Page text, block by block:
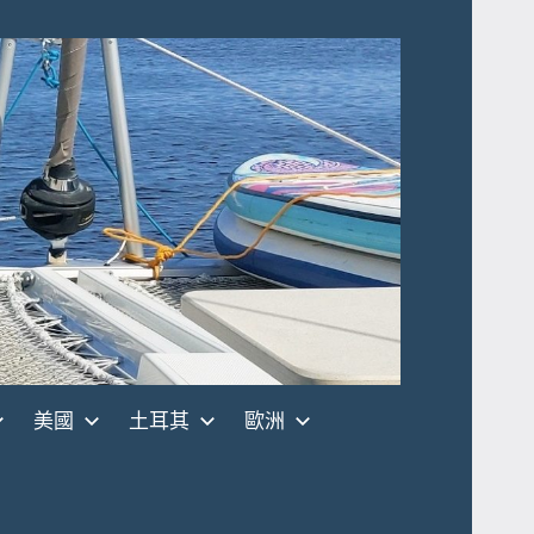
美國 土耳其 歐洲